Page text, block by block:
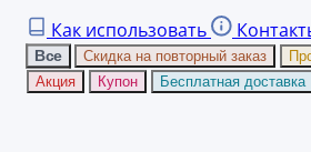
Как использовать
Все Скидка на повторный заказ
Акция
Купон Бесплатная доставка